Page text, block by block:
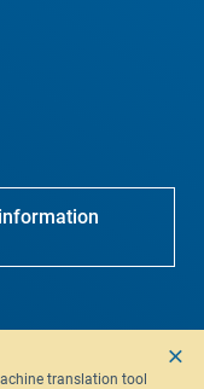
translation tool